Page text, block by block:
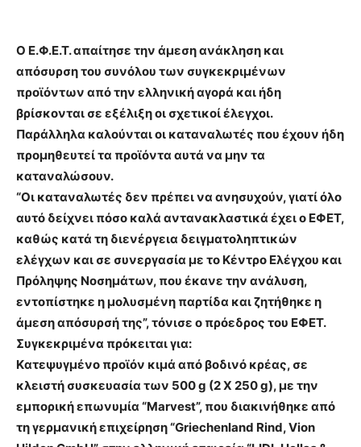
Ο Ε.Φ.Ε.Τ. απαίτησε την άμεση ανάκληση και
απόσυρση του συνόλου των συγκεκριμένων
προϊόντων από την ελληνική αγορά και ήδη
βρίσκονται σε εξέλιξη οι σχετικοί έλεγχοι.
Παράλληλα καλούνται οι καταναλωτές που έχουν ήδη
προμηθευτεί τα προϊόντα αυτά να μην τα
καταναλώσουν.
“Οι καταναλωτές δεν πρέπει να ανησυχούν, γιατί όλο
αυτό δείχνει πόσο καλά αντανακλαστικά έχει ο ΕΦΕΤ,
καθώς κατά τη διενέργεια δειγματοληπτικών
ελέγχων και σε συνεργασία με το Κέντρο Ελέγχου και
Πρόληψης Νοσημάτων, που έκανε την ανάλυση,
εντοπίστηκε η μολυσμένη παρτίδα και ζητήθηκε η
άμεση απόσυρσή της”, τόνισε ο πρόεδρος του ΕΦΕΤ.
Συγκεκριμένα πρόκειται για:
Kατεψυγμένο προϊόν κιμά από βοδινό κρέας, σε
κλειστή συσκευασία των 500 g (2 Χ 250 g), με την
εμπορική επωνυμία “Marvest”, που διακινήθηκε από
τη γερμανική επιχείρηση “Griechenland Rind, Vion